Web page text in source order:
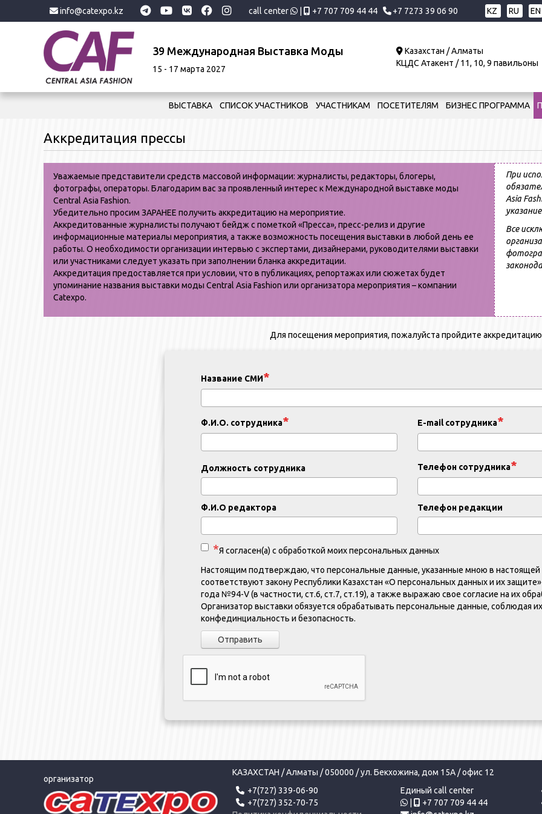
info@catexpo.kz call center +7 707 709 44 44 +7 7273 39 06 90 KZ RU EN
39 Международная Выставка Моды
15 - 17 марта 2027
Казахстан / Алматы
КЦДС Атакент / 11, 10, 9 павильоны
ВЫСТАВКА СПИСОК УЧАСТНИКОВ УЧАСТНИКАМ ПОСЕТИТЕЛЯМ БИЗНЕС ПРОГРАММА
Аккредитация прессы
Уважаемые представители средств массовой информации: журналисты, редакторы, блогеры,
фотографы, операторы. Благодарим вас за проявленный интерес к Международной выставке моды
Central Asia Fashion.
Убедительно просим ЗАРАНЕЕ получить аккредитацию на мероприятие.
Аккредитованные журналисты получают бейдж с пометкой «Пресса», пресс-релиз и другие
информационные материалы мероприятия, а также возможность посещения выставки в любой день ее
работы. О необходимости организации интервью с экспертами, дизайнерами, руководителями выставки
или участниками следует указать при заполнении бланка аккредитации.
Аккредитация предоставляется при условии, что в публикациях, репортажах или сюжетах будет
упоминание названия выставки моды Central Asia Fashion или организатора мероприятия – компании
Сatexpo.
При
Asia
Все
Для посещения мероприятия, пожалуйста пройдите
Название СМИ
Ф.И.О. сотрудника E-mail сотрудника
Должность сотрудника Телефон сотрудника
Ф.И.О редактора Телефон редакции
Я согласен(а) с обработкой моих персональных данных
Настоящим подтверждаю, что персональные данные, указанные мною в
соответствуют закону Республики Казахстан «О персональных данных и их
года №94-V (в частности, ст.6, ст.7, ст.19), а также выражаю свое согласие на их
Организатор выставки обязуется обрабатывать персональные данные, соблюдая их
конфединциальность и безопасность.
Отправить
организатор
КАЗАХСТАН / Алматы / 050000 / ул. Бекхожина, дом 15А / офис 12
+7(727) 339-06-90
+7(727) 352-70-75
Единый call center
+7 707 709 44 44